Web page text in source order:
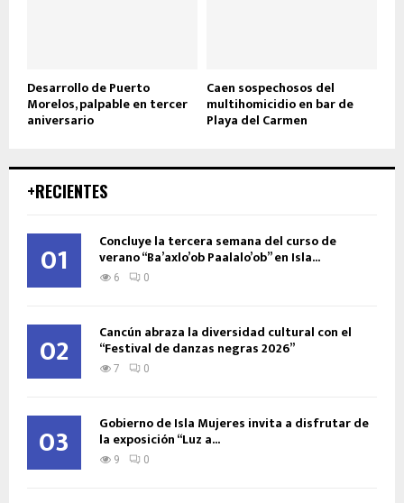
Desarrollo de Puerto
Morelos, palpable en tercer
aniversario
Caen sospechosos del
multihomicidio en bar de
Playa del Carmen
+RECIENTES
01 Concluye la tercera semana del curso de
verano “Ba’axlo’ob Paalalo’ob” en Isla...
6 0
02 Cancún abraza la diversidad cultural con el
“Festival de danzas negras 2026”
7 0
03 Gobierno de Isla Mujeres invita a disfrutar de
la exposición “Luz a...
9 0